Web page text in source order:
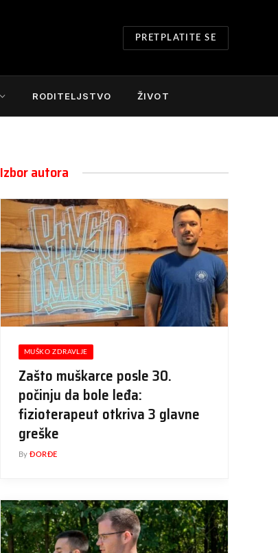
PRETPLATITE SE
RODITELJSTVO ŽIVOT
Izbor autora
MUŠKO ZDRAVLJE
Zašto muškarce posle 30.
počinju da bole leđa:
fizioterapeut otkriva 3 glavne
greške
By ĐORĐE